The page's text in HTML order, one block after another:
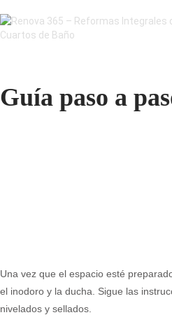
Guía paso a
Una vez que el espacio esté
el inodoro y la ducha. Sigue las
nivelados y sellados.